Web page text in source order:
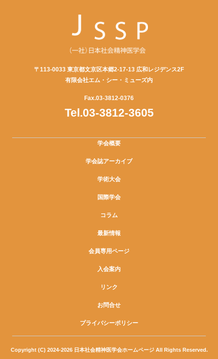
〒113-0033 東京都文京区本郷2-17-13 広和レジデンス2F
有限会社エム・シー・ミューズ内
Fax.03-3812-0376
Tel.03-3812-3605
学会概要
学会誌アーカイブ
学術大会
国際学会
コラム
最新情報
会員専用ページ
入会案内
リンク
お問合せ
プライバシーポリシー
Copyright (C) 2024-2026 日本社会精神医学会ホームページ All Rights Reserved.